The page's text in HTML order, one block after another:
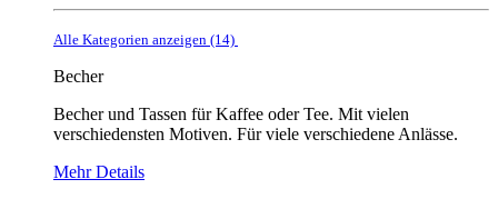
Alle Kategorien anzeigen (14)
Becher
Becher und Tassen für Kaffee oder Tee. Mit vielen
verschiedensten Motiven. Für viele verschiedene Anlässe.
Mehr Details